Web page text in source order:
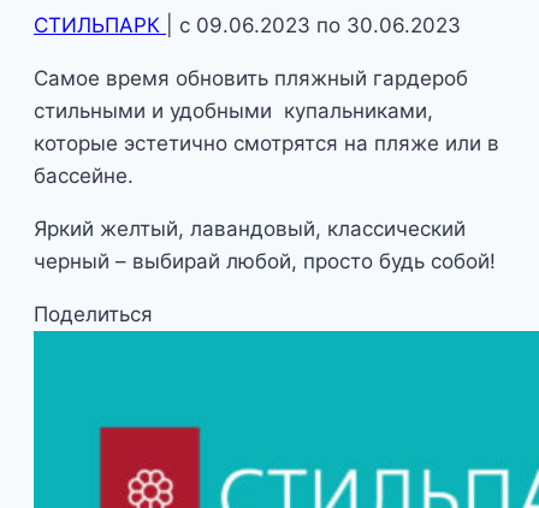
СТИЛЬПАРК | с 09.06.2023 по 30.06.2023
Самое время обновить пляжный гардероб
стильными и удобными купальниками,
которые эстетично смотрятся на пляже или в
бассейне.
Яркий желтый, лавандовый, классический
черный – выбирай любой, просто будь собой!
Поделиться